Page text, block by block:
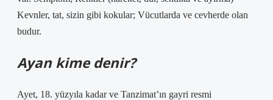
Kevnler, tat, sizin gibi kokular; Vücutlarda ve cevherde olan
budur.
Ayan kime denir?
Ayet, 18. yüzyıla kadar ve Tanzimat’ın gayri resmi